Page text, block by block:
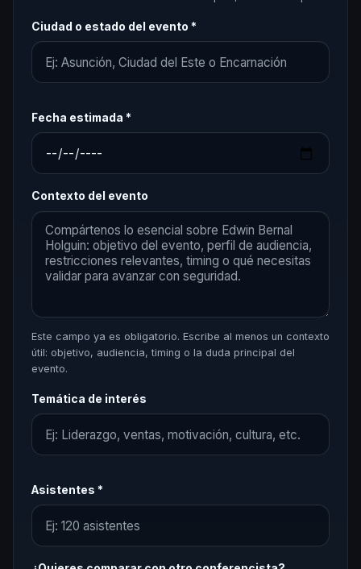
Ciudad o estado del evento *
Fecha estimada *
Contexto del evento
Este campo ya es obligatorio. Escribe al menos un contexto
útil: objetivo, audiencia, timing o la duda principal del
evento.
Temática de interés
Asistentes *